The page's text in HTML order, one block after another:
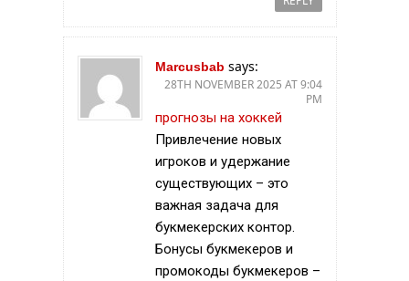
Marcusbab says:
28TH NOVEMBER 2025 AT 9:04
PM
прогнозы на хоккей
Привлечение новых
игроков и удержание
существующих – это
важная задача для
букмекерских контор.
Бонусы букмекеров и
промокоды букмекеров –